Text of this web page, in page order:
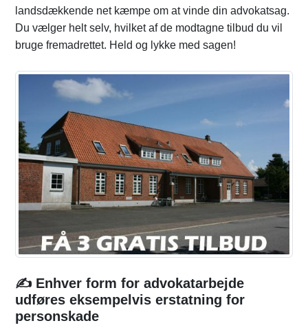
landsdækkende net kæmpe om at vinde din advokatsag.
Du vælger helt selv, hvilket af de modtagne tilbud du vil
bruge fremadrettet. Held og lykke med sagen!
✍️ Enhver form for advokatarbejde
udføres eksempelvis erstatning for
personskade